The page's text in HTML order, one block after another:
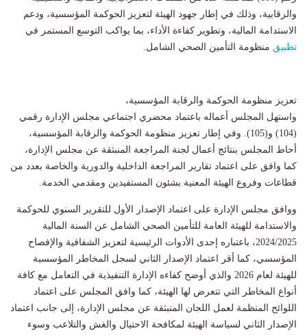
والرقابية، وذلك في إطار جهود الهيئة لتعزيز الحوكمة المؤسسية، ودعم
الاستدامة المالية، وتطوير كفاءة الأداء، بما يواكب التوسع المستمر في
تطبيق منظومة التأمين الصحي الشامل.
تعزيز منظومة الحوكمة والرقابة المؤسسية،
واستهل المجلس أعماله باعتماد محضري اجتماعي مجلس الإدارة رقمي
(104) و(105). وفي إطار تعزيز منظومة الحوكمة والرقابة المؤسسية،
أحاط المجلس بنتائج أعمال لجنة المراجعة المنبثقة عن مجلس الإدارة،
كما وافق على اعتماد تقارير المراجعة الداخلية والدورية والخاصة بعدد من
قطاعات وفروع الهيئة المعنية بشئون المستفيدين ومقدمي الخدمة.
ووافق مجلس الإدارة على اعتماد الإصدار الأول للتقرير السنوي للحوكمة
والاستدامة للهيئة العامة للتأمين الصحي الشامل عن السنة المالية
2024/2025، باعتباره إحدى الأدوات الرئيسية لتعزيز الشفافية والإفصاح
المؤسسي، كما أقر اعتماد الإصدار الثاني لسجل المخاطر المؤسسية
للهيئة لعام 2026 والذي أوضح كفاءه الإدارة التنفيذية في التعامل مع كافة
أنواع المخاطر التي تتعرض لها الهيئة، كما وافق المجلس على اعتماد
اللوائح المنظمة لعمل اللجان المنبثقة عن مجلس الإدارة، إلى جانب اعتماد
الإصدار الثاني لسياسة الهيئة لمكافحة الاحتيال والغش والتلاعب وسوء